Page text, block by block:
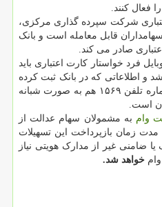
فعال کنند.
شرکت سپرده گذاری مرکزی،
دارایی سهامداران قابل معامله است و بانک
فرد خواستار کارت اعتباری باید
و اطلاعاتی که در بانک ثبت کرده
است باید کامل و جامع باشد. شماره تلفن ۱۵۶۹ هم به صورت شبانه
است.
وام به مشمولان سهام عدالت از
شروع شد. مدت زمان بازپرداخت این تسهیلات
ضامنی غیر از مدارک هویتی نیاز
خواهد شد.